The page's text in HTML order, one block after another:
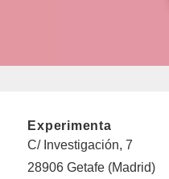
Experimenta
C/ Investigación, 7
28906 Getafe (Madrid)